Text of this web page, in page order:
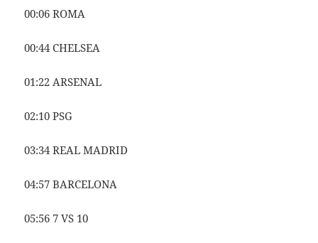
00:06 ROMA
00:44 CHELSEA
01:22 ARSENAL
02:10 PSG
03:34 REAL MADRID
04:57 BARCELONA
05:56 7 VS 10